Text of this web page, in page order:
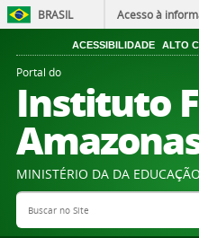
BRASIL Acesso à
ACESSIBILIDADE ALTO
Portal do
Instituto
MINISTÉRIO DA DA EDUCAÇÃO
Search Site